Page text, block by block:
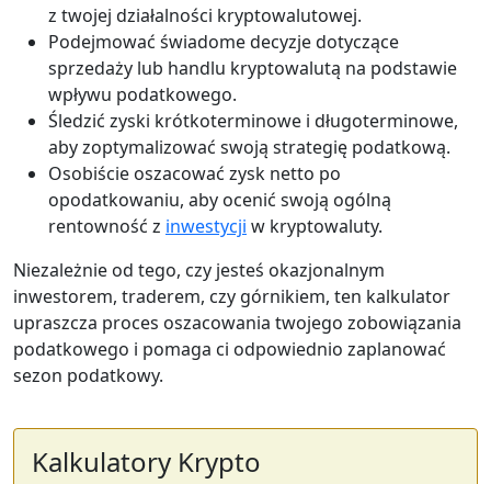
z twojej działalności kryptowalutowej.
Podejmować świadome decyzje dotyczące
sprzedaży lub handlu kryptowalutą na podstawie
wpływu podatkowego.
Śledzić zyski krótkoterminowe i długoterminowe,
aby zoptymalizować swoją strategię podatkową.
Osobiście oszacować zysk netto po
opodatkowaniu, aby ocenić swoją ogólną
rentowność z inwestycji w kryptowaluty.
Niezależnie od tego, czy jesteś okazjonalnym
inwestorem, traderem, czy górnikiem, ten kalkulator
upraszcza proces oszacowania twojego zobowiązania
podatkowego i pomaga ci odpowiednio zaplanować
sezon podatkowy.
Kalkulatory Krypto